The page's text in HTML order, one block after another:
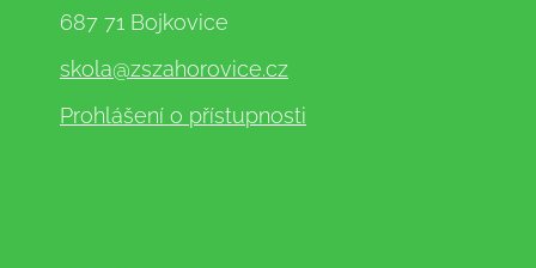
687 71 Bojkovice
skola@zszahorovice.cz
Prohlášení o přístupnosti